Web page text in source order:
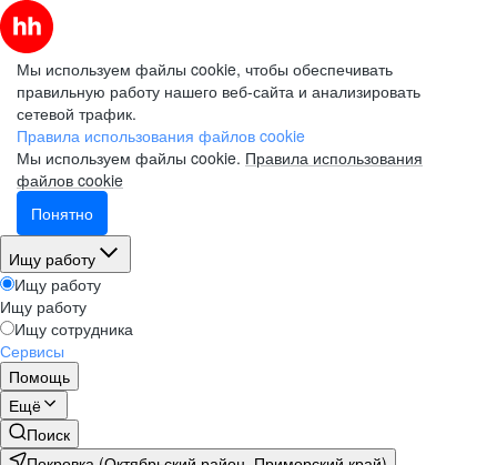
Мы используем файлы cookie, чтобы обеспечивать
правильную работу нашего веб-сайта и анализировать
сетевой трафик.
Правила использования файлов cookie
Мы используем файлы cookie. Правила использования
файлов cookie
Понятно
Ищу работу
Ищу работу
Ищу работу
Ищу сотрудника
Сервисы
Помощь
Ещё
Поиск